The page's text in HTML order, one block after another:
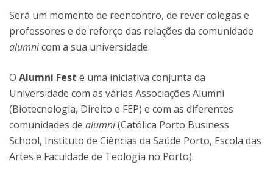
Será um momento de reencontro, de rever colegas e
professores e de reforço das relações da comunidade
alumnicom a sua universidade.
O Alumni Fest é uma iniciativa conjunta da
Universidade com as várias Associações Alumni
(Biotecnologia, Direito e FEP) e com as diferentes
comunidades de alumni(Católica Porto Business
School, Instituto de Ciências da Saúde Porto, Escola das
Artes e Faculdade de Teologia no Porto).